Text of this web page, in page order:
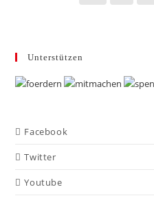
Unterstützen
Facebook
Twitter
Youtube